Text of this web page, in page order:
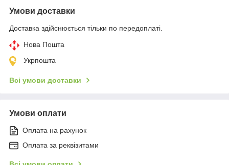
Умови доставки
Доставка здійснюється тільки по передоплаті.
Нова Пошта
Укрпошта
Всі умови доставки
Умови оплати
Оплата на рахунок
Оплата за реквізитами